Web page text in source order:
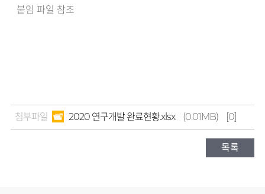
붙임 파일 참조
첨부파일 2020 연구개발 완료현황.xlsx (0.01MB) [0]
목록